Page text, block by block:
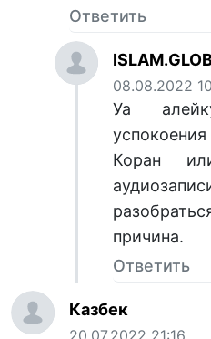
Ответить
08.08.2022
Уа
Коран
причина.
Ответить
Казбек